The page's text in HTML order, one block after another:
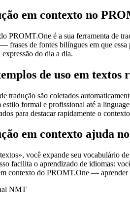
em contexto no
PROMT.One é a sua ferramenta de
frases de fontes bilíngues em que
do dia a dia.
de uso em textos
tradução são coletados
formal e profissional até a
para destacar rapidamente o
em contexto ajuda
você expande seu vocabulário
facilita o aprendizado de idiomas:
contexto do PROMT.One —